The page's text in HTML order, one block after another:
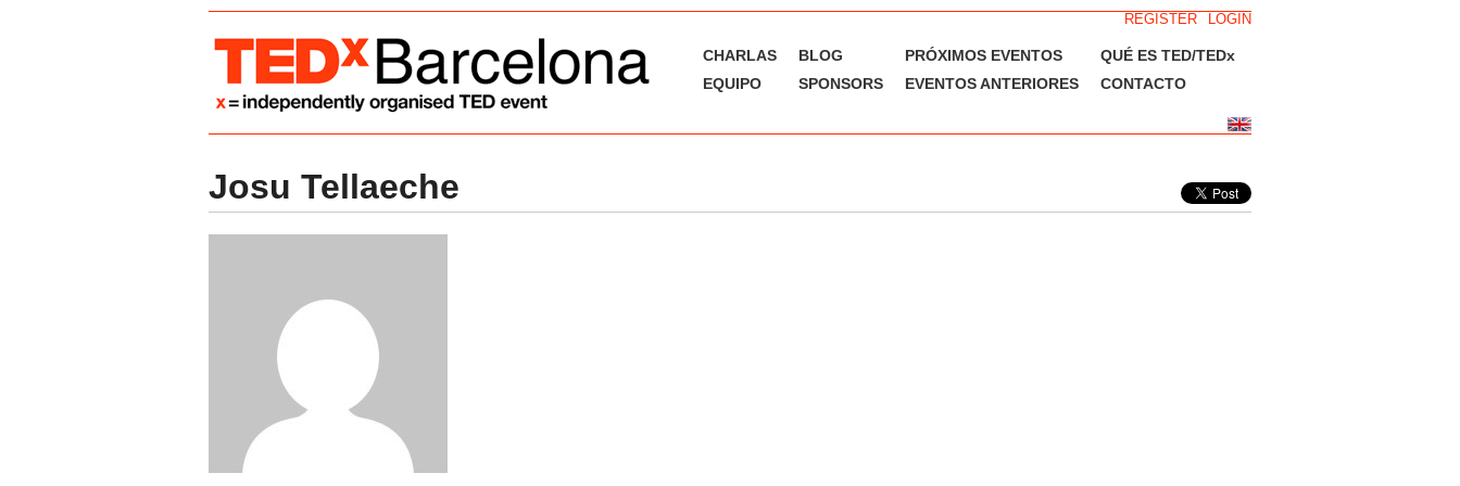
LOGIN
REGISTER
CHARLAS BLOG PRÓXIMOS EVENTOS
QUÉ ES TED/TEDx
EQUIPO
SPONSORS EVENTOS ANTERIORES CONTACTO
Josu Tellaeche